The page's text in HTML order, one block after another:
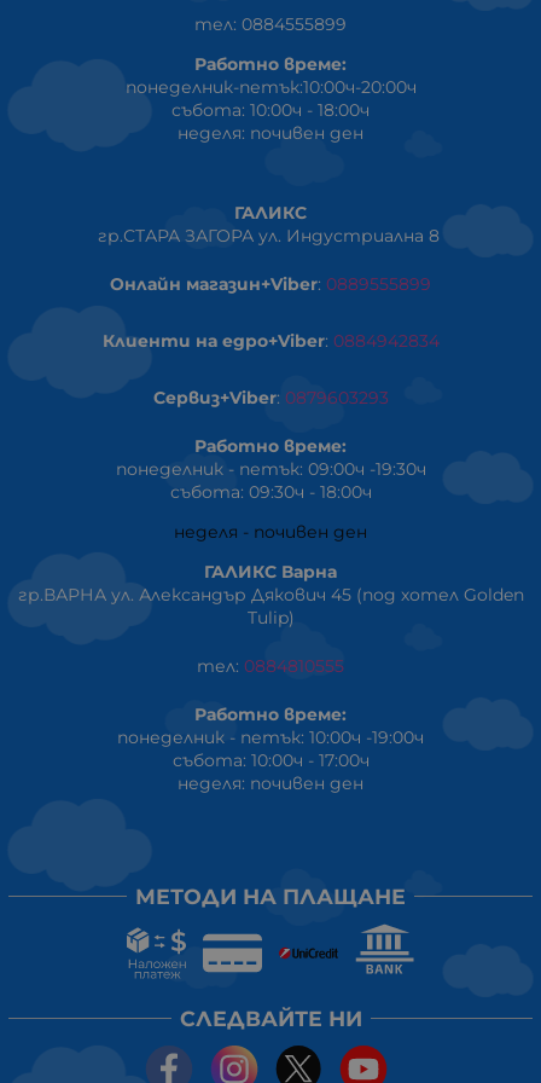
тел: 0884555899
Работно време:
понеделник-петък:10:00ч-20:00ч
събота: 10:00ч - 18:00ч
неделя: почивен ден
ГАЛИКС
гр.СТАРА ЗАГОРА ул. Индустриална 8
Онлайн магазин+Viber: 0889555899
Клиенти на едро+Viber: 0884942834
Сервиз+Viber: 0879603293
Работно време:
понеделник - петък: 09:00ч -19:30ч
събота: 09:30ч - 18:00ч
неделя - почивен ден
ГАЛИКС Варна
гр.ВАРНА ул. Александър Дякович 45 (под хотел Golden
Tulip)
тел: 0884810555
Работно време:
понеделник - петък: 10:00ч -19:00ч
събота: 10:00ч - 17:00ч
неделя: почивен ден
МЕТОДИ НА ПЛАЩАНЕ
СЛЕДВАЙТЕ НИ